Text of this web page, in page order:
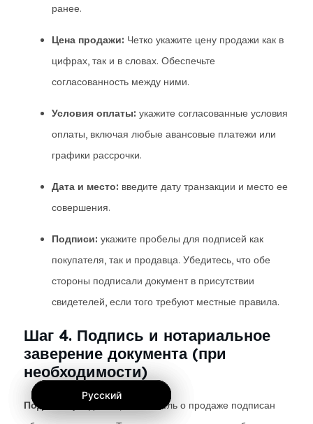
ранее.
Цена продажи: Четко укажите цену продажи как в
цифрах, так и в словах. Обеспечьте
согласованность между ними.
Условия оплаты: укажите согласованные условия
оплаты, включая любые авансовые платежи или
графики рассрочки.
Дата и место: введите дату транзакции и место ее
совершения.
Подписи: укажите пробелы для подписей как
покупателя, так и продавца. Убедитесь, что обе
стороны подписали документ в присутствии
свидетелей, если того требуют местные правила.
Шаг 4. Подпись и нотариальное
заверение документа (при
необходимости)
Подписи:
убедитесь, что вексель о продаже подписан
Русский
Русский
Русский